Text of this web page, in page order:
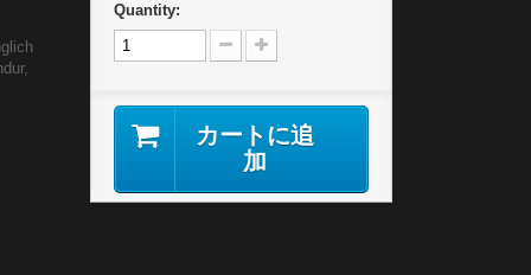
Quantity:
カートに追
加